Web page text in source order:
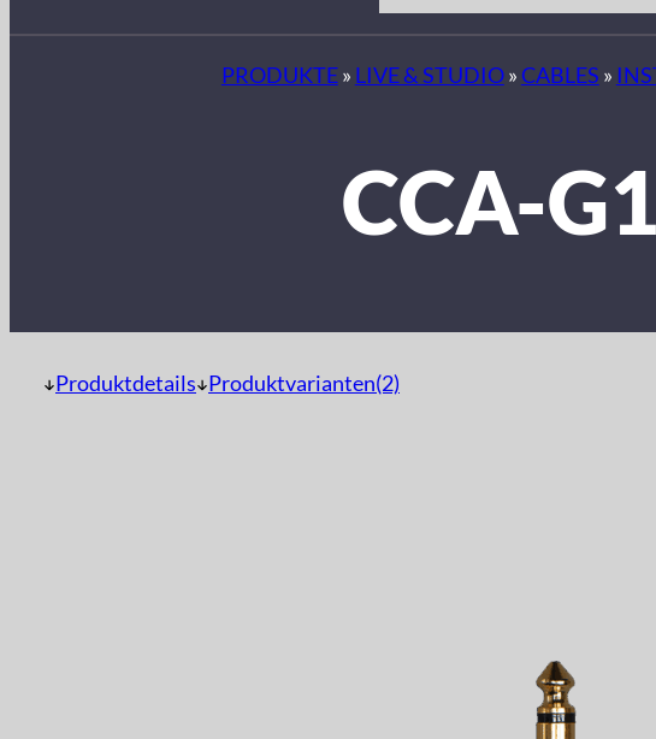
PRODUKTE» LIVE & STUDIO»CABLES »
CCA-
Produktdetails Produktvarianten(2)